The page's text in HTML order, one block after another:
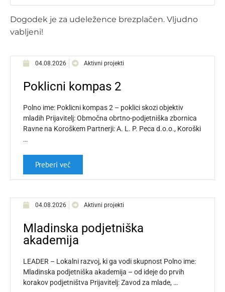
Dogodek je za udeležence brezplačen. Vljudno
vabljeni!
04.08.2026 Aktivni projekti
Poklicni kompas 2
Polno ime: Poklicni kompas 2 – poklici skozi objektiv
mladih Prijavitelj: Območna obrtno-podjetniška zbornica
Ravne na Koroškem Partnerji: A. L. P. Peca d.o.o., Koroški
…
Preberi več
04.08.2026 Aktivni projekti
Mladinska podjetniška
akademija
LEADER – Lokalni razvoj, ki ga vodi skupnost Polno ime:
Mladinska podjetniška akademija – od ideje do prvih
korakov podjetništva Prijavitelj: Zavod za mlade, …